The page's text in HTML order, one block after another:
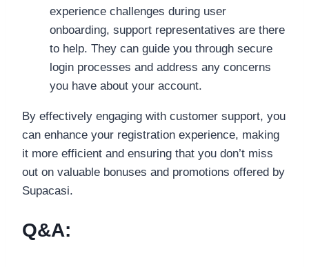
experience challenges during user
onboarding, support representatives are there
to help. They can guide you through secure
login processes and address any concerns
you have about your account.
By effectively engaging with customer support, you
can enhance your registration experience, making
it more efficient and ensuring that you don’t miss
out on valuable bonuses and promotions offered by
Supacasi.
Q&A: